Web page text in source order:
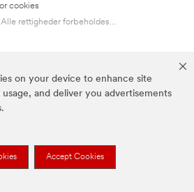
on your device to enhance site
and deliver you advertisements
Accept Cookies
cookies
rettigheder forbeholdes...
Yellow™ er varemærker tilhørende 3M.